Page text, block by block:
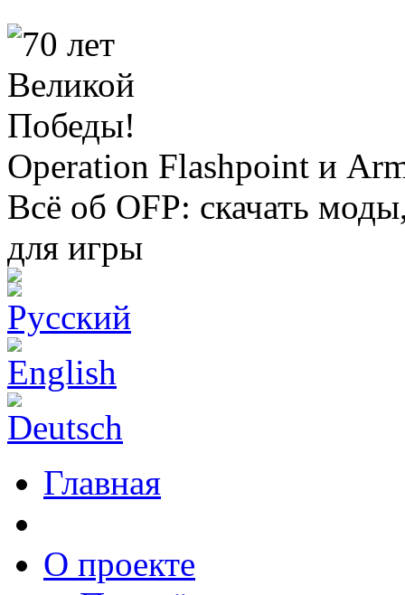
Operation Flashpoint и
Всё об OFP: скачать
для игры
Главная
О проекте